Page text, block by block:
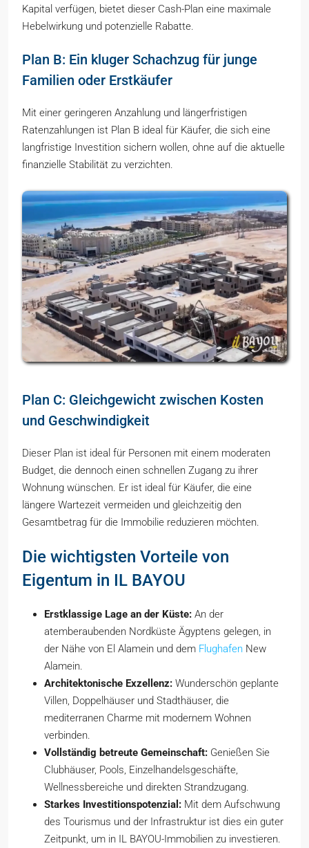
Kapital verfügen, bietet dieser Cash-Plan eine maximale
Hebelwirkung und potenzielle Rabatte.
Plan B: Ein kluger Schachzug für junge
Familien oder Erstkäufer
Mit einer geringeren Anzahlung und längerfristigen
Ratenzahlungen ist Plan B ideal für Käufer, die sich eine
langfristige Investition sichern wollen, ohne auf die aktuelle
finanzielle Stabilität zu verzichten.
Plan C: Gleichgewicht zwischen Kosten
und Geschwindigkeit
Dieser Plan ist ideal für Personen mit einem moderaten
Budget, die dennoch einen schnellen Zugang zu ihrer
Wohnung wünschen. Er ist ideal für Käufer, die eine
längere Wartezeit vermeiden und gleichzeitig den
Gesamtbetrag für die Immobilie reduzieren möchten.
Die wichtigsten Vorteile von
Eigentum in IL BAYOU
Erstklassige Lage an der Küste: An der
atemberaubenden Nordküste Ägyptens gelegen, in
der Nähe von El Alamein und dem Flughafen New
Alamein.
Architektonische Exzellenz: Wunderschön geplante
Villen, Doppelhäuser und Stadthäuser, die
mediterranen Charme mit modernem Wohnen
verbinden.
Vollständig betreute Gemeinschaft: Genießen Sie
Clubhäuser, Pools, Einzelhandelsgeschäfte,
Wellnessbereiche und direkten Strandzugang.
Starkes Investitionspotenzial: Mit dem Aufschwung
des Tourismus und der Infrastruktur ist dies ein guter
Zeitpunkt, um in IL BAYOU-Immobilien zu investieren.